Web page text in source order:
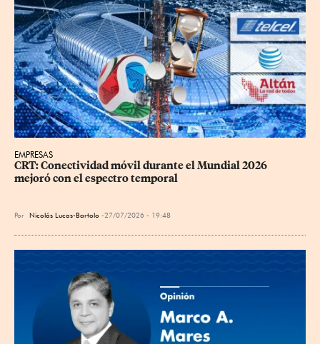
EMPRESAS
CRT: Conectividad móvil durante el Mundial 2026
mejoró con el espectro temporal
Por Nicolás Lucas-Bartolo 27/07/2026 - 19:48